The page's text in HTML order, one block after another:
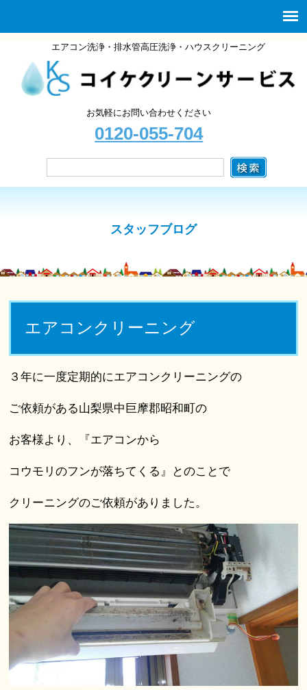
エアコン洗浄・排水管高圧洗浄・ハウスクリーニング
お気軽にお問い合わせください
0120-055-704
スタッフブログ
エアコンクリーニング
３年に一度定期的にエアコンクリーニングの
ご依頼がある山梨県中巨摩郡昭和町の
お客様より、『エアコンから
コウモリのフンが落ちてくる』とのことで
クリーニングのご依頼がありました。